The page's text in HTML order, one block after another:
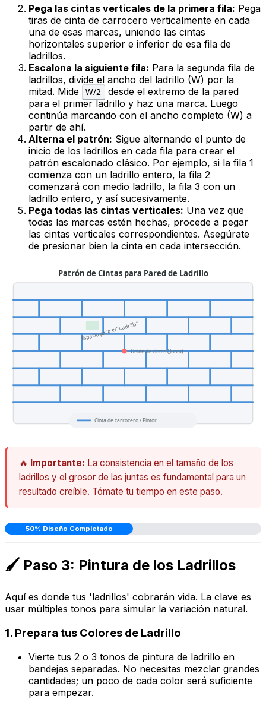
Pega las cintas verticales de la primera fila: Pega
tiras de cinta de carrocero verticalmente en cada
una de esas marcas, uniendo las cintas
horizontales superior e inferior de esa fila de
ladrillos.
Escalona la siguiente fila: Para la segunda fila de
ladrillos, divide el ancho del ladrillo (W) por la
mitad. Mide
W/2
desde el extremo de la pared
para el primer ladrillo y haz una marca. Luego
continúa marcando con el ancho completo (W) a
partir de ahí.
Alterna el patrón: Sigue alternando el punto de
inicio de los ladrillos en cada fila para crear el
patrón escalonado clásico. Por ejemplo, si la fila 1
comienza con un ladrillo entero, la fila 2
comenzará con medio ladrillo, la fila 3 con un
ladrillo entero, y así sucesivamente.
Pega todas las cintas verticales: Una vez que
todas las marcas estén hechas, procede a pegar
las cintas verticales correspondientes. Asegúrate
de presionar bien la cinta en cada intersección.
Patrón de Cintas para Pared de Ladrillo
Unión de cintas (Junta)
Espacio para el "Ladrillo"
Cinta de carrocero / Pintor
🔥 Importante: La consistencia en el tamaño de los
ladrillos y el grosor de las juntas es fundamental para un
resultado creíble. Tómate tu tiempo en este paso.
50% Diseño Completado
🖌️ Paso 3: Pintura de los Ladrillos
Aquí es donde tus 'ladrillos' cobrarán vida. La clave es
usar múltiples tonos para simular la variación natural.
1. Prepara tus Colores de Ladrillo
Vierte tus 2 o 3 tonos de pintura de ladrillo en
bandejas separadas. No necesitas mezclar grandes
cantidades; un poco de cada color será suficiente
para empezar.